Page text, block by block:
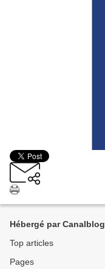
Hébergé par Canalblog
Top articles
Pages